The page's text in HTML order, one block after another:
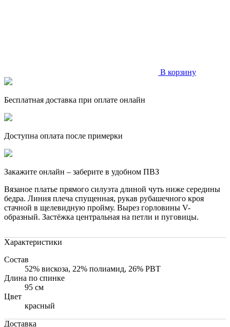
В корзину
Бесплатная доставка при оплате онлайн
Доступна оплата после примерки
Закажите онлайн – заберите в удобном ПВЗ
Вязаное платье прямого силуэта длиной чуть ниже середины
бедра. Линия плеча спущенная, рукав рубашечного кроя
стачной в щелевидную пройму. Вырез горловины V-
образный. Застёжка центральная на петли и пуговицы.
Характеристики
Состав
52% вискоза, 22% полиамид, 26% РВТ
Длина по спинке
95 см
Цвет
красный
Доставка